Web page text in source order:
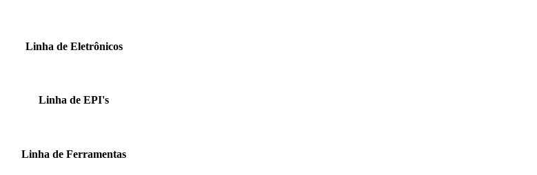
Linha de Eletrônicos
Linha de EPI's
Linha de Ferramentas